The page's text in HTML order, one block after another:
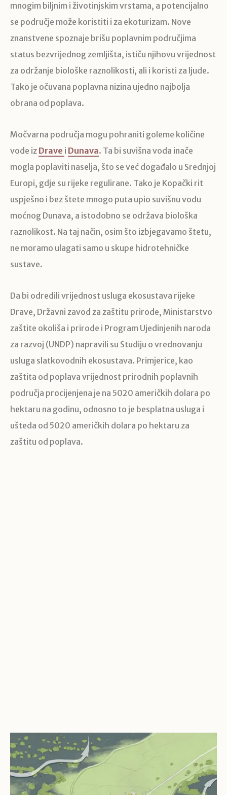
mnogim biljnim i životinjskim vrstama, a potencijalno
se područje može koristiti i za ekoturizam. Nove
znanstvene spoznaje brišu poplavnim područjima
status bezvrijednog zemljišta, ističu njihovu vrijednost
za održanje biološke raznolikosti, ali i koristi za ljude.
Tako je očuvana poplavna nizina ujedno najbolja
obrana od poplava.
Močvarna područja mogu pohraniti goleme količine
vode iz Drave i Dunava. Ta bi suvišna voda inače
mogla poplaviti naselja, što se već događalo u Srednjoj
Europi, gdje su rijeke regulirane. Tako je Kopački rit
uspješno i bez štete mnogo puta upio suvišnu vodu
moćnog Dunava, a istodobno se održava biološka
raznolikost. Na taj način, osim što izbjegavamo štetu,
ne moramo ulagati samo u skupe hidrotehničke
sustave.
Da bi odredili vrijednost usluga ekosustava rijeke
Drave, Državni zavod za zaštitu prirode, Ministarstvo
zaštite okoliša i prirode i Program Ujedinjenih naroda
za razvoj (UNDP) napravili su Studiju o vrednovanju
usluga slatkovodnih ekosustava. Primjerice, kao
zaštita od poplava vrijednost prirodnih poplavnih
područja procijenjena je na 5020 američkih dolara po
hektaru na godinu, odnosno to je besplatna usluga i
ušteda od 5020 američkih dolara po hektaru za
zaštitu od poplava.